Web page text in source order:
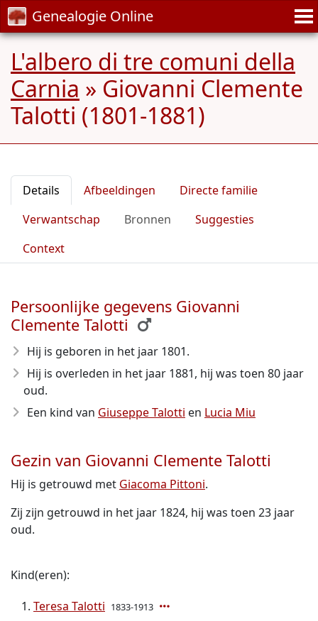
Genealogie Online
L'albero di tre comuni della
Carnia » Giovanni Clemente
Talotti (1801-1881)
Details Afbeeldingen
Directe familie
Verwantschap
Bronnen
Suggesties
Context
Persoonlijke gegevens Giovanni
Clemente Talotti
Hij is geboren in het jaar 1801.
Hij is overleden in het jaar 1881, hij was toen 80 jaar
oud.
Een kind van Giuseppe Talotti en Lucia Miu
Gezin van Giovanni Clemente Talotti
Hij is getrouwd met Giacoma Pittoni.
Zij zijn getrouwd in het jaar 1824, hij was toen 23 jaar
oud.
Kind(eren):
Teresa Talotti 1833-1913